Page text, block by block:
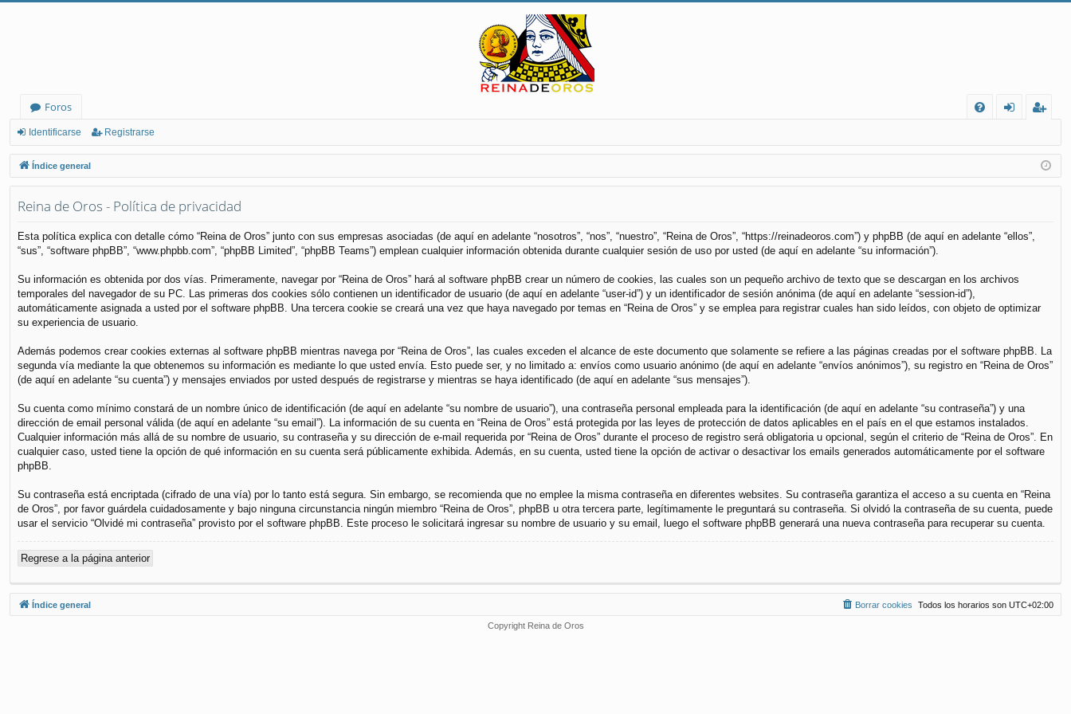
Foros
Q
nt
ifi
rs
ist
ra
Identificarse Registrarse
Índice general
Reina de Oros - Política de privacidad
Esta política explica con detalle cómo “Reina de Oros” junto con sus empresas asociadas (de aquí en adelante “nosotros”, “nos”, “nuestro”, “Reina de Oros”, “https://reinadeoros.com”) y phpBB (de aquí en adelante “ellos”,
“sus”, “software phpBB”, “www.phpbb.com”, “phpBB Limited”, “phpBB Teams”) emplean cualquier información obtenida durante cualquier sesión de uso por usted (de aquí en adelante “su información”).
Su información es obtenida por dos vías. Primeramente, navegar por “Reina de Oros” hará al software phpBB crear un número de cookies, las cuales son un pequeño archivo de texto que se descargan en los archivos
temporales del navegador de su PC. Las primeras dos cookies sólo contienen un identificador de usuario (de aquí en adelante “user-id”) y un identificador de sesión anónima (de aquí en adelante “session-id”),
automáticamente asignada a usted por el software phpBB. Una tercera cookie se creará una vez que haya navegado por temas en “Reina de Oros” y se emplea para registrar cuales han sido leídos, con objeto de optimizar
su experiencia de usuario.
Además podemos crear cookies externas al software phpBB mientras navega por “Reina de Oros”, las cuales exceden el alcance de este documento que solamente se refiere a las páginas creadas por el software phpBB. La
segunda vía mediante la que obtenemos su información es mediante lo que usted envía. Esto puede ser, y no limitado a: envíos como usuario anónimo (de aquí en adelante “envíos anónimos”), su registro en “Reina de Oros”
(de aquí en adelante “su cuenta”) y mensajes enviados por usted después de registrarse y mientras se haya identificado (de aquí en adelante “sus mensajes”).
Su cuenta como mínimo constará de un nombre único de identificación (de aquí en adelante “su nombre de usuario”), una contraseña personal empleada para la identificación (de aquí en adelante “su contraseña”) y una
dirección de email personal válida (de aquí en adelante “su email”). La información de su cuenta en “Reina de Oros” está protegida por las leyes de protección de datos aplicables en el país en el que estamos instalados.
Cualquier información más allá de su nombre de usuario, su contraseña y su dirección de e-mail requerida por “Reina de Oros” durante el proceso de registro será obligatoria u opcional, según el criterio de “Reina de Oros”. En
cualquier caso, usted tiene la opción de qué información en su cuenta será públicamente exhibida. Además, en su cuenta, usted tiene la opción de activar o desactivar los emails generados automáticamente por el software
phpBB.
Su contraseña está encriptada (cifrado de una vía) por lo tanto está segura. Sin embargo, se recomienda que no emplee la misma contraseña en diferentes websites. Su contraseña garantiza el acceso a su cuenta en “Reina
de Oros”, por favor guárdela cuidadosamente y bajo ninguna circunstancia ningún miembro “Reina de Oros”, phpBB u otra tercera parte, legítimamente le preguntará su contraseña. Si olvidó la contraseña de su cuenta, puede
usar el servicio “Olvidé mi contraseña” provisto por el software phpBB. Este proceso le solicitará ingresar su nombre de usuario y su email, luego el software phpBB generará una nueva contraseña para recuperar su cuenta.
Regrese a la página anterior
Índice general Todos los horarios son UTC+02:00
Borrar cookies
Copyright Reina de Oros